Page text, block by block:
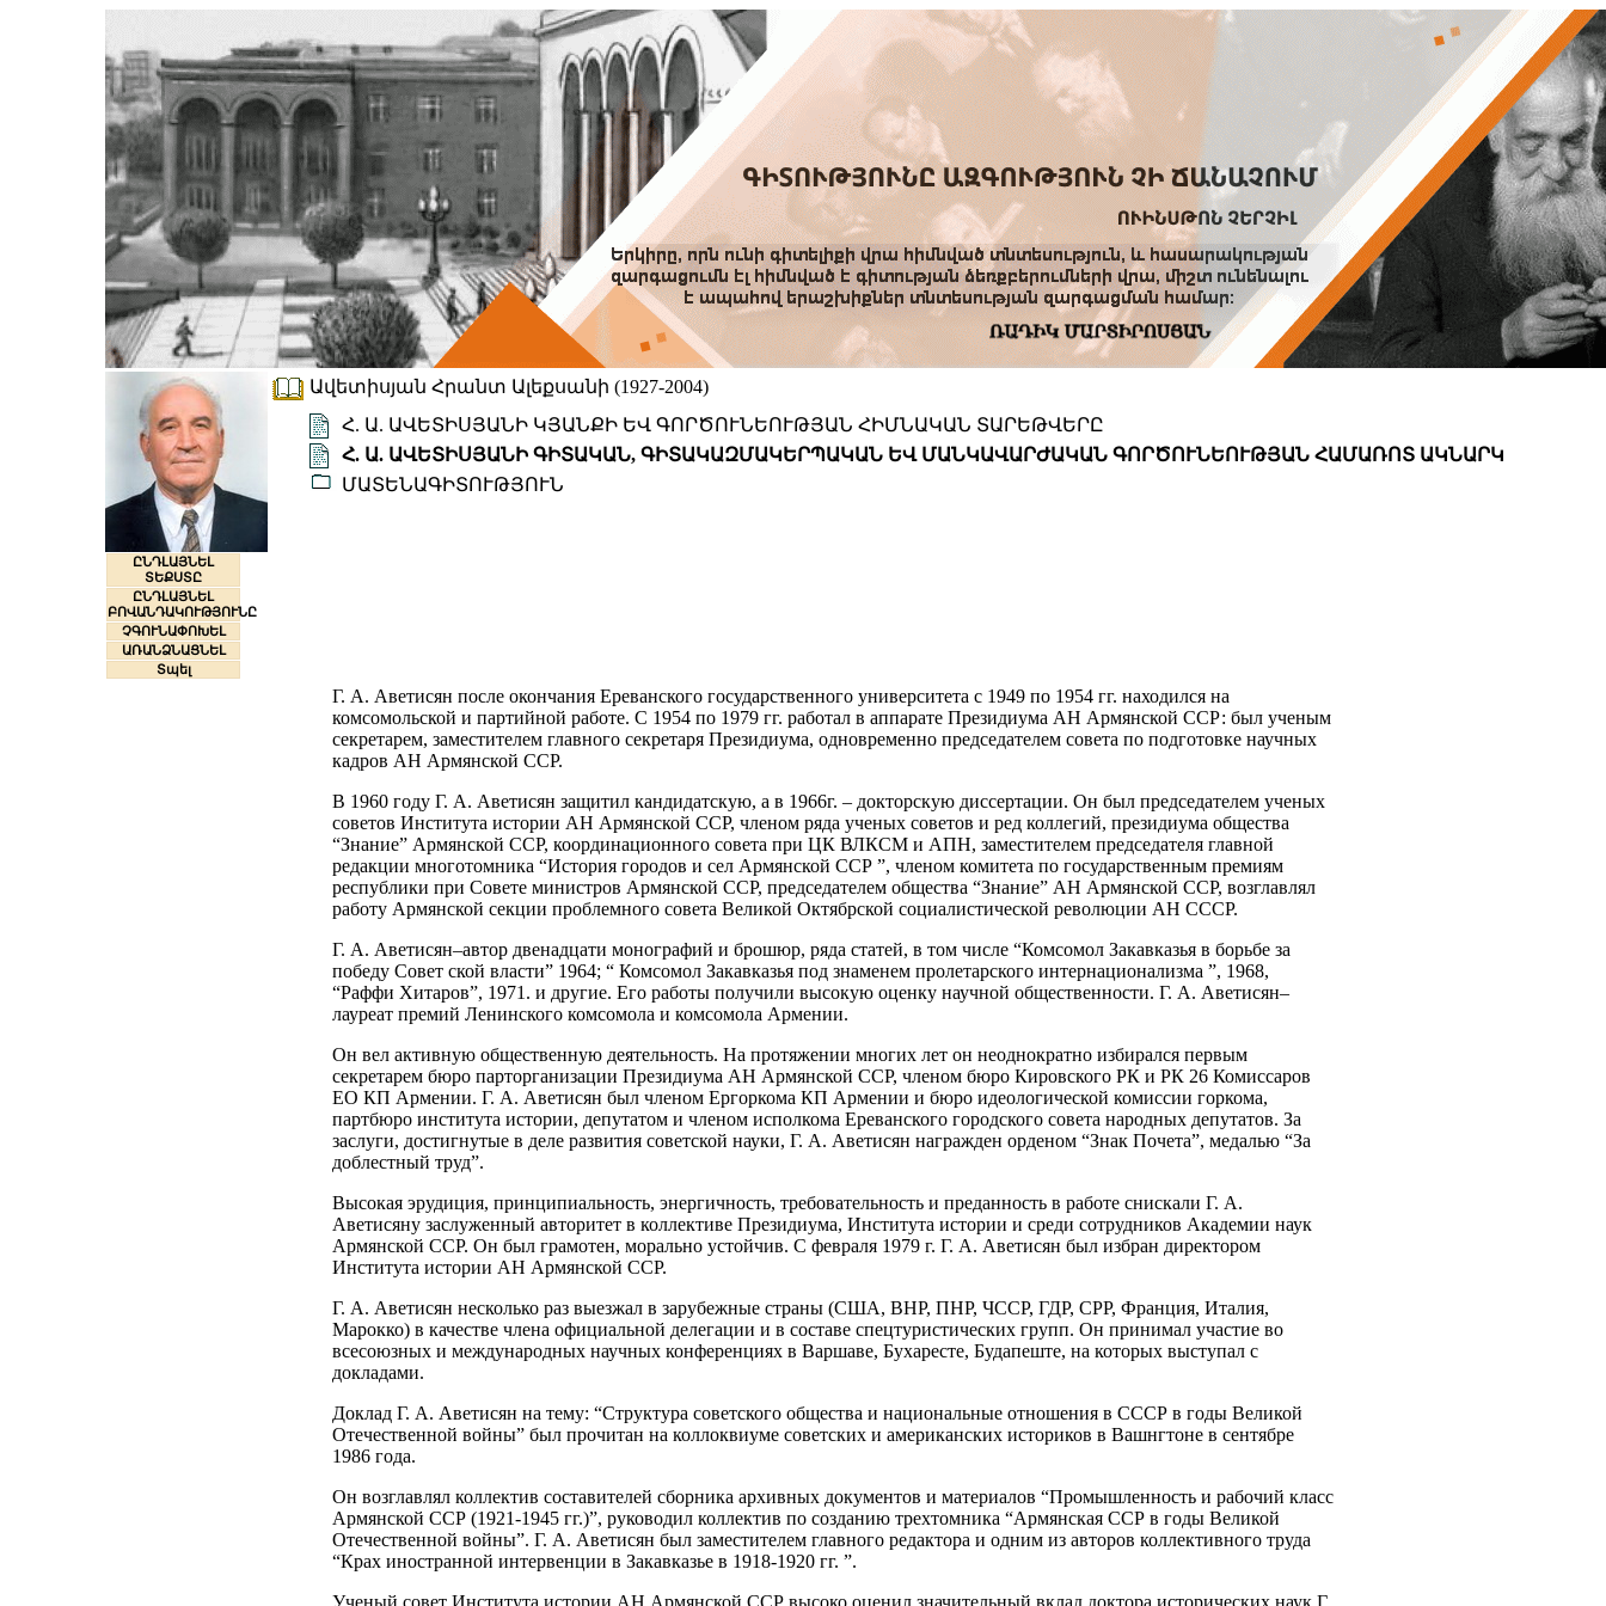
Տուն Օգնություն ՆԱԽԱՊԱՏՎՈՒԹՅՈՒՆՆԵՐ
ԸՆԴԼԱՅՆԵԼ
ՏԵՔՍՏԸ
ԸՆԴԼԱՅՆԵԼ
ԲՈՎԱՆԴԱԿՈՒԹՅՈՒՆԸ
ՉԳՈՒՆԱՓՈԽԵԼ
ԱՌԱՆՁՆԱՑՆԵԼ
Տպել
Ավետիսյան Հրանտ Ալեքսանի (1927-2004)
Հ. Ա. ԱՎԵՏԻՍՅԱՆԻ ԿՅԱՆՔԻ ԵՎ ԳՈՐԾՈՒՆԵՈՒԹՅԱՆ ՀԻՄՆԱԿԱՆ ՏԱՐԵԹՎԵՐԸ
Հ. Ա. ԱՎԵՏԻՍՅԱՆԻ ԳԻՏԱԿԱՆ, ԳԻՏԱԿԱԶՄԱԿԵՐՊԱԿԱՆ ԵՎ ՄԱՆԿԱՎԱՐԺԱԿԱՆ ԳՈՐԾՈՒՆԵՈՒԹՅԱՆ ՀԱՄԱՌՈՏ ԱԿՆԱՐԿ
ՄԱՏԵՆԱԳԻՏՈՒԹՅՈՒՆ
Г. А. Аветисян после окончания Ереванского государственного университета с 1949 по 1954 гг. находился на
комсомольской и партийной работе. С 1954 по 1979 гг. работал в аппарате Президиума АН Армянской ССР: был ученым
секретарем, заместителем главного секретаря Президиума, одновременно председателем совета по подготовке научных
кадров АН Армянской ССР.
В 1960 году Г. А. Аветисян защитил кандидатскую, а в 1966г. – докторскую диссертации. Он был председателем ученых
советов Института истории АН Армянской ССР, членом ряда ученых советов и ред коллегий, президиума общества
“Знание” Армянской ССР, координационного совета при ЦК ВЛКСМ и АПН, заместителем председателя главной
редакции многотомника “История городов и сел Армянской ССР ”, членом комитета по государственным премиям
республики при Совете министров Армянской ССР, председателем общества “Знание” АН Армянской ССР, возглавлял
работу Армянской секции проблемного совета Великой Октябрской социалистической революции АН СССР.
Г. А. Аветисян–автор двенадцати монографий и брошюр, ряда статей, в том числе “Комсомол Закавказья в борьбе за
победу Совет ской власти” 1964; “ Комсомол Закавказья под знаменем пролетарского интернационализма ”, 1968,
“Раффи Хитаров”, 1971. и другие. Его работы получили высокую оценку научной общественности. Г. А. Аветисян–
лауреат премий Ленинского комсомола и комсомола Армении.
Он вел активную общественную деятельность. На протяжении многих лет он неоднократно избирался первым
секретарем бюро парторганизации Президиума АН Армянской ССР, членом бюро Кировского РК и РК 26 Комиссаров
ЕО КП Армении. Г. А. Аветисян был членом Ергоркома КП Армении и бюро идеологической комиссии горкома,
партбюро института истории, депутатом и членом исполкома Ереванского городского совета народных депутатов. За
заслуги, достигнутые в деле развития советской науки, Г. А. Аветисян награжден орденом “Знак Почета”, медалью “За
доблестный труд”.
Высокая эрудиция, принципиальность, энергичность, требовательность и преданность в работе снискали Г. А.
Аветисяну заслуженный авторитет в коллективе Президиума, Института истории и среди сотрудников Академии наук
Армянской ССР. Он был грамотен, морально устойчив. С февраля 1979 г. Г. А. Аветисян был избран директором
Института истории АН Армянской ССР.
Г. А. Аветисян несколько раз выезжал в зарубежные страны (США, ВНР, ПНР, ЧССР, ГДР, СРР, Франция, Италия,
Марокко) в качестве члена официальной делегации и в составе спецтуристических групп. Он принимал участие во
всесоюзных и международных научных конференциях в Варшаве, Бухаресте, Будапеште, на которых выступал с
докладами.
Доклад Г. А. Аветисян на тему: “Структура советского общества и национальные отношения в СССР в годы Великой
Отечественной войны” был прочитан на коллоквиуме советских и американских историков в Вашнгтоне в сентябре
1986 года.
Он возглавлял коллектив составителей сборника архивных документов и материалов “Промышленность и рабочий класс
Армянской ССР (1921-1945 гг.)”, руководил коллектив по созданию трехтомника “Армянская ССР в годы Великой
Отечественной войны”. Г. А. Аветисян был заместителем главного редактора и одним из авторов коллективного труда
“Крах иностранной интервенции в Закавказье в 1918-1920 гг. ”.